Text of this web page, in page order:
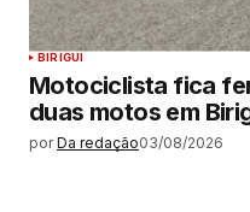
BIRIGUI
Motociclista fica
duas motos em
por Da redação03/08/2026